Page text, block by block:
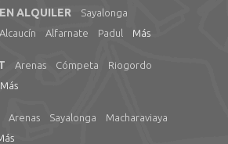
ALQUILER
Sayalonga
Alcaucín Alfarnate Padul Más
Arenas Cómpeta
Riogordo
Más
Arenas Sayalonga
Macharaviaya